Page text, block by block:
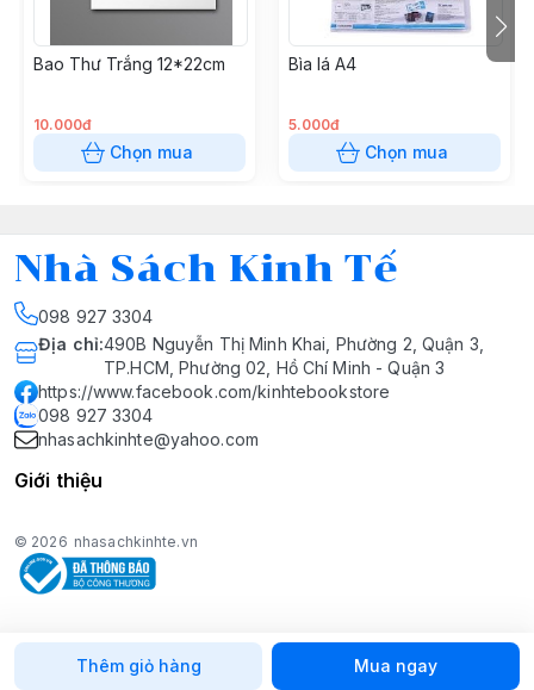
Thêm giỏ hàng Mua ngay
Bao Thư Trắng 12*22cm
10.000đ
Chọn mua
Bìa lá A4
5.000đ
Chọn mua
Nhà Sách Kinh Tế
098 927 3304
Địa chỉ:490B Nguyễn Thị Minh Khai, Phường 2, Quận 3,
TP.HCM, Phường 02, Hồ Chí Minh - Quận 3
https://www.facebook.com/kinhtebookstore
098 927 3304
nhasachkinhte@yahoo.com
Giới thiệu
© 2026 nhasachkinhte.vn